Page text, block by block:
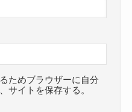
ためブラウザーに自分
サイトを保存する。